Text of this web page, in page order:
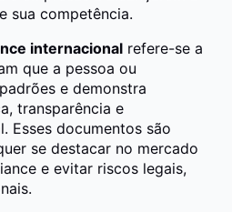
sua competência.
internacional refere-se a
que a pessoa ou
e demonstra
transparência e
Esses documentos são
se destacar no mercado
e evitar riscos legais,